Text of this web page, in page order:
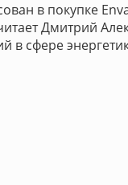
в покупке
Дмитрий
в сфере